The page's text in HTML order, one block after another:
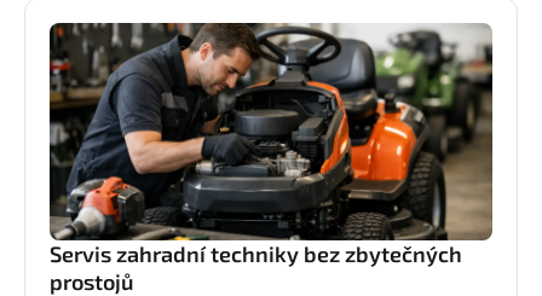
Servis zahradní techniky bez zbytečných
prostojů